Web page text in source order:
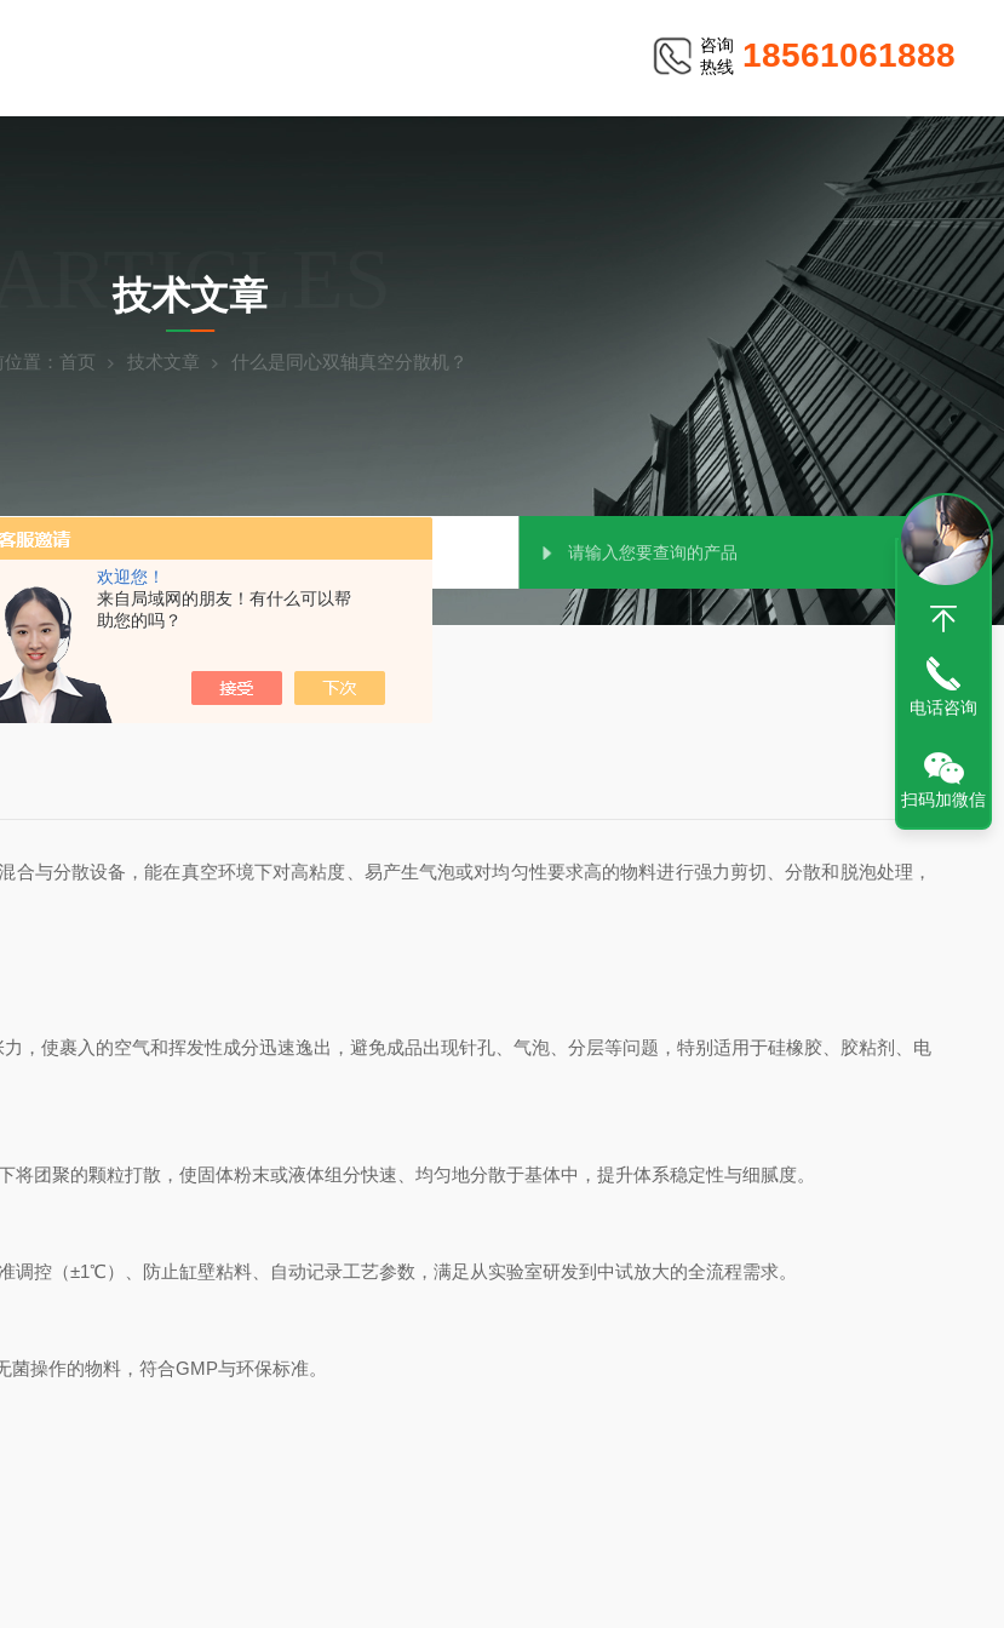
欢迎您！
来自局域网的朋友！有什么可以帮
助您的吗？
咨询
热线 18561061888
章
ARTICLES
技术文章
置： 首页 技术文章 什么是同心双轴真空分散机？
合与分散设备，能在真空环境下对高粘度、易产生气泡或对均匀性要求高的物料进行强力剪切、分散和脱泡处理，
，使裹入的空气和挥发性成分迅速逸出，避免成品出现针孔、气泡、分层等问题，特别适用于硅橡胶、胶粘剂、电
团聚的颗粒打散，使固体粉末或液体组分快速、均匀地分散于基体中，提升体系稳定性与细腻度。
控（±1℃）、防止缸壁粘料、自动记录工艺参数，满足从实验室研发到中试放大的全流程需求。
操作的物料，符合GMP与环保标准。
电话咨询
扫码加微信